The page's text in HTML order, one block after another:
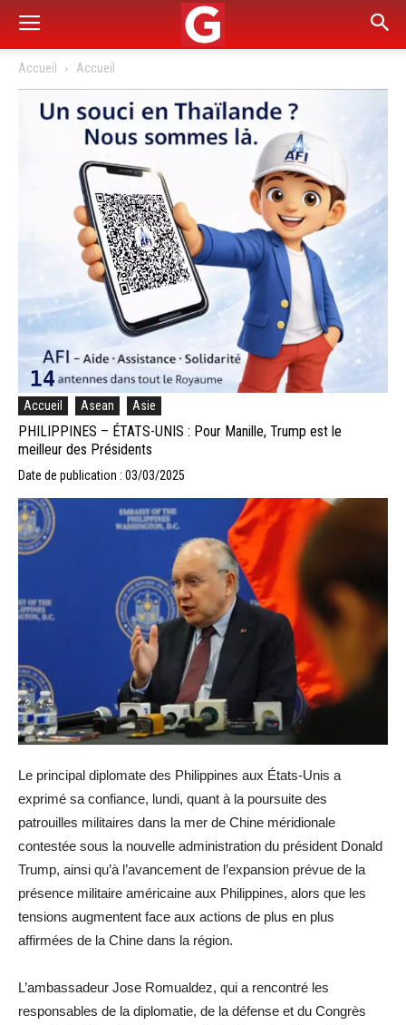
Accueil Accueil
Accueil Asean Asie
PHILIPPINES – ÉTATS-UNIS : Pour Manille, Trump est le
meilleur des Présidents
Date de publication : 03/03/2025
Le principal diplomate des Philippines aux États-Unis a
exprimé sa confiance, lundi, quant à la poursuite des
patrouilles militaires dans la mer de Chine méridionale
contestée sous la nouvelle administration du président Donald
Trump, ainsi qu’à l’avancement de l’expansion prévue de la
présence militaire américaine aux Philippines, alors que les
tensions augmentent face aux actions de plus en plus
affirmées de la Chine dans la région.
L’ambassadeur Jose Romualdez, qui a rencontré les
responsables de la diplomatie, de la défense et du Congrès